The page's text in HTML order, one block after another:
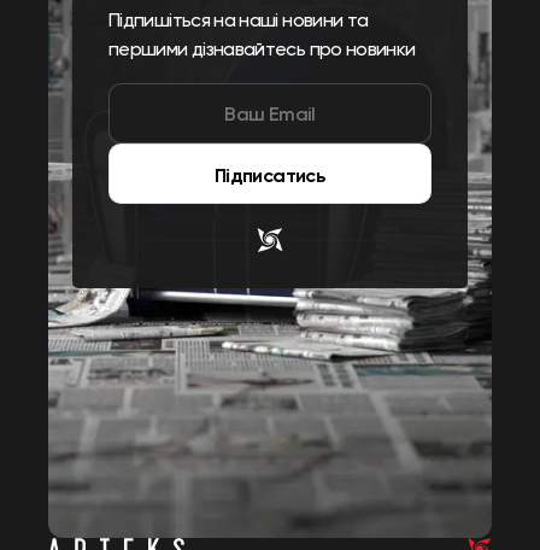
Підпишіться на наші новини та
першими дізнавайтесь про новинки
Підписатись